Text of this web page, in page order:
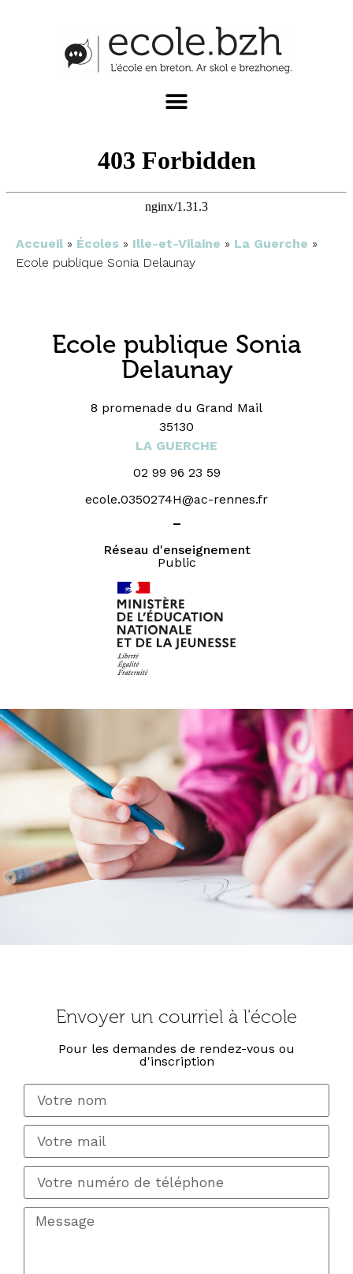
Accueil » Écoles » Ille-et-Vilaine » La Guerche »
Ecole publique Sonia Delaunay
Ecole publique Sonia
Delaunay
8 promenade du Grand Mail
35130
LA GUERCHE
02 99 96 23 59
ecole.0350274H@ac-rennes.fr
Réseau d'enseignement
Public
Envoyer un courriel à l'école
Pour les demandes de rendez-vous ou
d'inscription